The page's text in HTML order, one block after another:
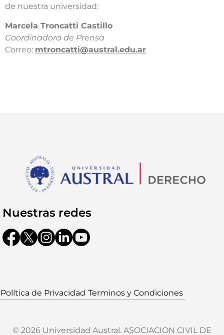
de nuestra universidad:​
​Marcela Troncatti Castillo​
Coordinadora de Prensa​
Correo: mtroncatti@austral.edu.ar​
Nuestras redes
Política de Privacidad Terminos y Condiciones
© 2026 Universidad Austral. ASOCIACION CIVIL DE